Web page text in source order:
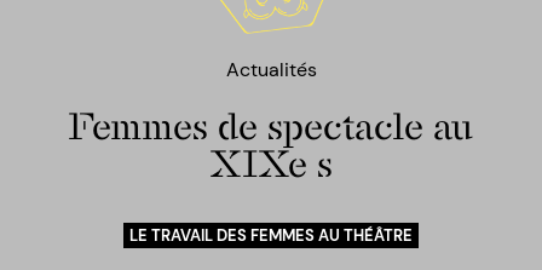
Actualités
Femmes de spectacle au
XIXe s
LE TRAVAIL DES FEMMES AU THÉÂTRE